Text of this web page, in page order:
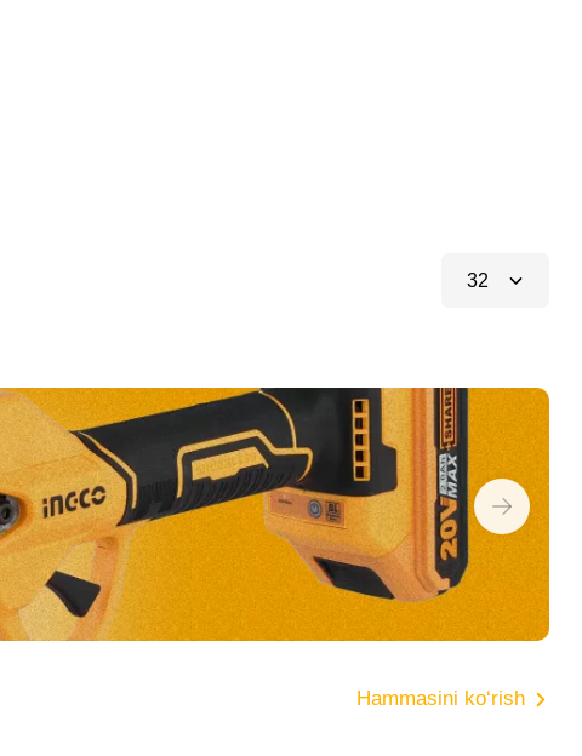
32
Hammasini ko‘rish